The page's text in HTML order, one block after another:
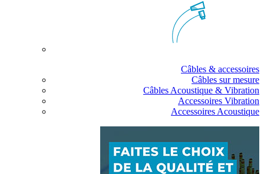
Câbles & accessoires
Câbles sur mesure
Câbles Acoustique & Vibration
Accessoires Vibration
Accessoires Acoustique